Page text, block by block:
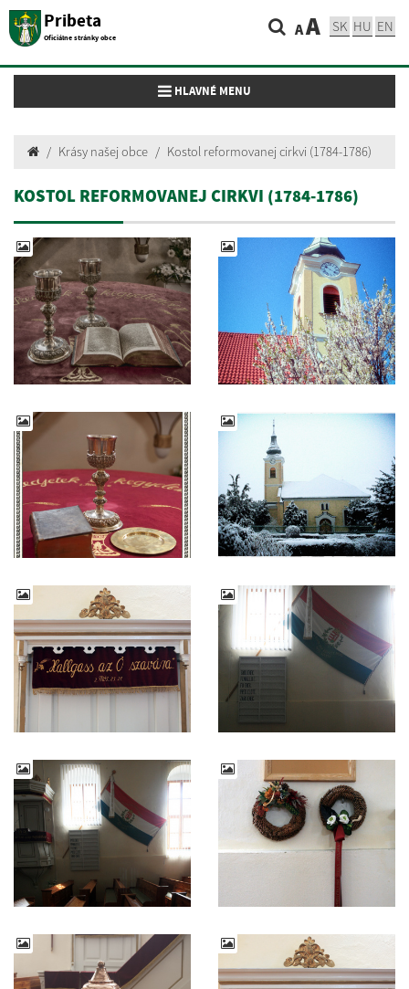
Pribeta
Oficiálne stránky obce AA SK HU EN
Toggle navigation
HLAVNÉ MENU
Krásy našej obce Kostol reformovanej cirkvi (1784-1786)
KOSTOL REFORMOVANEJ CIRKVI (1784-1786)